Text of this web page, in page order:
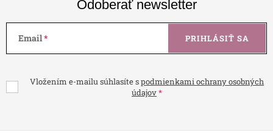
Odoberať newsletter
Email
Vložením e-mailu súhlasíte spodmienkami ochrany osobných
údajov
PRIHLÁSIŤ SA